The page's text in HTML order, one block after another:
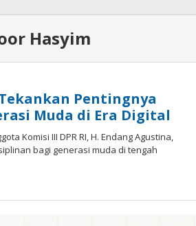
Hasyim
Pentingnya
Muda di Era Digital
Komisi III DPR RI, H. Endang Agustina,
bagi generasi muda di tengah